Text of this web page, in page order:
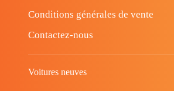
Conditions générales de vente
Contactez-nous
Voitures neuves